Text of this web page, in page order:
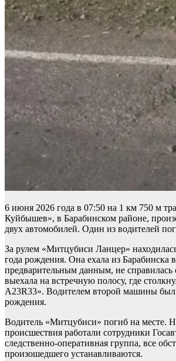
6 июня 2026 года в 07:50 на 1 км 750 м
Куйбышев», в Барабинском районе,
двух автомобилей. Один из водителей
За рулем «Митцубиси Ланцер»
года рождения. Она ехала из
предварительным данным, не справилась
выехала на встречную полосу, где
А23R33». Водителем второй машины
рождения.
Водитель «Митцубиси» погиб на месте.
происшествия работали сотрудники
следственно-оперативная группа, все
произошедшего устанавливаются.